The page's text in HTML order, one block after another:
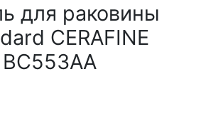
для раковины
CERAFINE